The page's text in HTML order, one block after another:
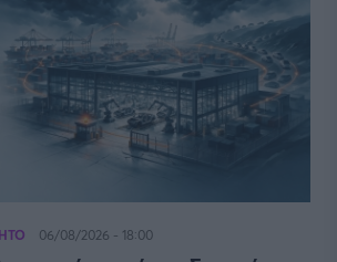
06/08/2026 - 18:00